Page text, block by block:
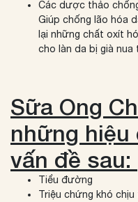
Các dược thảo
Giúp chống lão hóa
lại những chất oxít
cho làn da bị già
Sữa Ong
những hiệu
vấn đề sau:
Tiểu đường
Triệu chứng khó chịu